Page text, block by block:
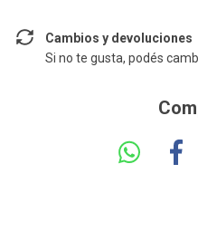
Cambios y devoluciones
Si no te gusta, podés